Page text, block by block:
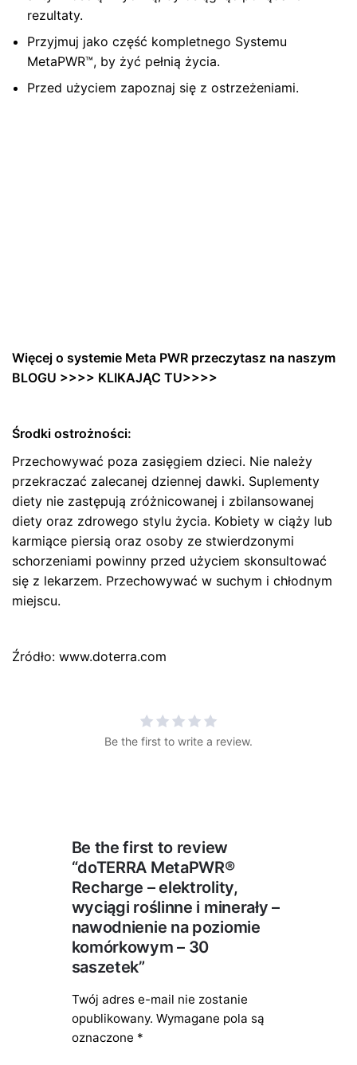
rezultaty.
Przyjmuj jako część kompletnego Systemu
MetaPWR™, by żyć pełnią życia.
Przed użyciem zapoznaj się z ostrzeżeniami.
Więcej o systemie Meta PWR przeczytasz na naszym
BLOGU >>>> KLIKAJĄC TU>>>>
Środki ostrożności:
Przechowywać poza zasięgiem dzieci. Nie należy
przekraczać zalecanej dziennej dawki. Suplementy
diety nie zastępują zróżnicowanej i zbilansowanej
diety oraz zdrowego stylu życia. Kobiety w ciąży lub
karmiące piersią oraz osoby ze stwierdzonymi
schorzeniami powinny przed użyciem skonsultować
się z lekarzem. Przechowywać w suchym i chłodnym
miejscu.
Źródło: www.doterra.com
Be the first to write a review.
Be the first to review
“doTERRA MetaPWR®
Recharge – elektrolity,
wyciągi roślinne i minerały –
nawodnienie na poziomie
komórkowym – 30
saszetek”
Twój adres e-mail nie zostanie
opublikowany. Wymagane pola są
oznaczone *